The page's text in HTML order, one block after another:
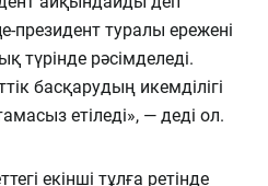
президент туралы ережені
түрінде рәсімделеді.
басқарудың икемділігі
етіледі», — деді ол.
екінші тұлға ретінде